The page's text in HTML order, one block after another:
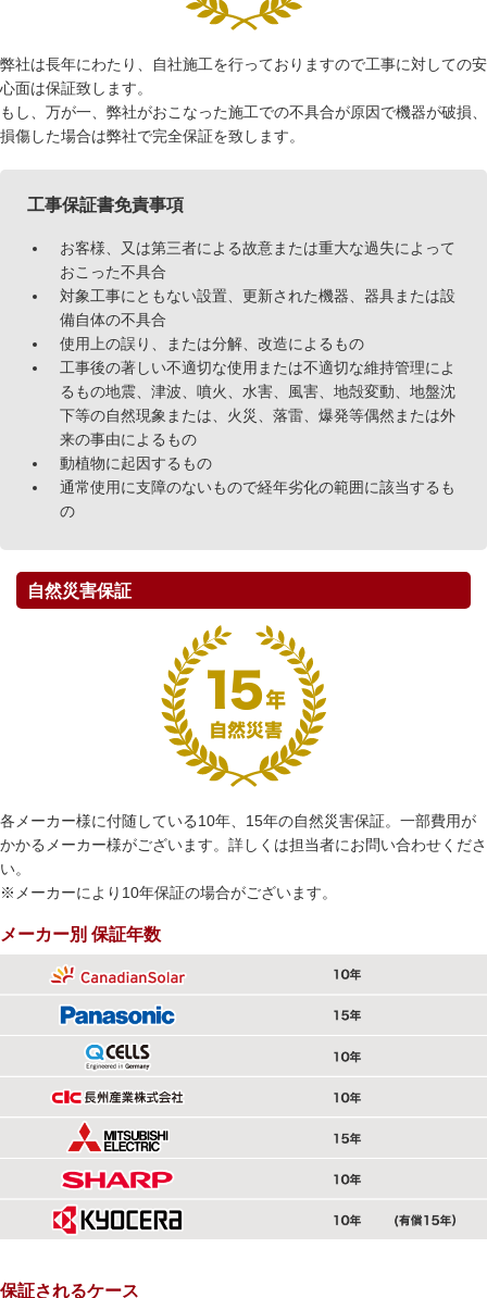
弊社は長年にわたり、自社施工を行っておりますので工事に対しての安
心面は保証致します。
もし、万が一、弊社がおこなった施工での不具合が原因で機器が破損、
損傷した場合は弊社で完全保証を致します。
工事保証書免責事項
お客様、又は第三者による故意または重大な過失によって
おこった不具合
対象工事にともない設置、更新された機器、器具または設
備自体の不具合
使用上の誤り、または分解、改造によるもの
工事後の著しい不適切な使用または不適切な維持管理によ
るもの地震、津波、噴火、水害、風害、地殻変動、地盤沈
下等の自然現象または、火災、落雷、爆発等偶然または外
来の事由によるもの
動植物に起因するもの
通常使用に支障のないもので経年劣化の範囲に該当するも
の
自然災害保証
各メーカー様に付随している10年、15年の自然災害保証。一部費用が
かかるメーカー様がございます。詳しくは担当者にお問い合わせくださ
い。
※メーカーにより10年保証の場合がございます。
メーカー別 保証年数
保証されるケース